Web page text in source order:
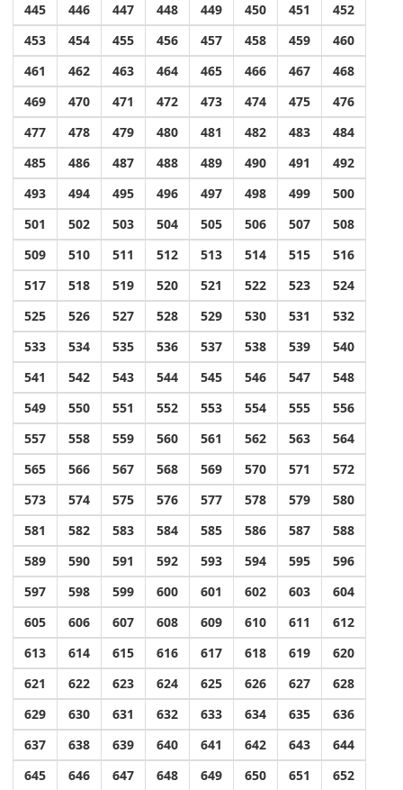
445
446 447 448 449 450 451
452
453
454 455 456 457 458 459
460
461
462 463 464 465 466 467
468
469
470 471 472 473 474 475
476
477
478 479 480 481 482 483
484
485
486 487 488 489 490 491
492
493
494 495 496 497 498 499
500
501
502 503 504 505 506 507
508
509
510 511 512 513 514 515
516
517
518 519 520 521 522 523
524
525
526 527 528 529 530 531
532
533
534 535 536 537 538 539
540
541
542 543 544 545 546 547
548
549
550 551 552 553 554 555
556
557
558 559 560 561 562 563
564
565
566 567 568 569 570 571
572
573
574 575 576 577 578 579
580
581
582 583 584 585 586 587
588
589
590 591 592 593 594 595
596
597
598 599 600 601 602 603
604
605
606 607 608 609 610 611
612
613
614 615 616 617 618 619
620
621
622 623 624 625 626 627
628
629
630 631 632 633 634 635
636
637
638 639 640 641 642 643
644
645
646 647 648 649 650 651
652